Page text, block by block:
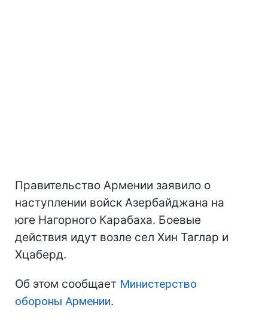
Правительство Армении заявило о
наступлении войск Азербайджана на
юге Нагорного Карабаха. Боевые
действия идут возле сел Хин Таглар и
Хцаберд.
Об этом сообщает Министерство
обороны Армении.